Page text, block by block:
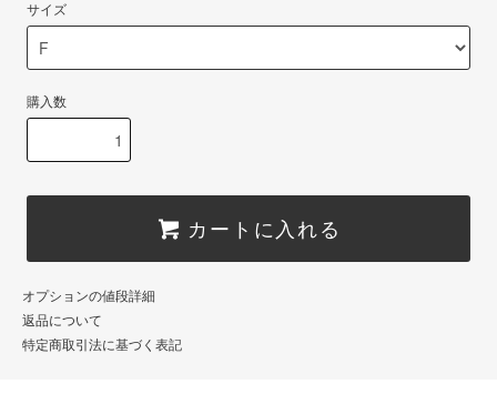
サイズ
購入数
カートに入れる
オプションの値段詳細
返品について
特定商取引法に基づく表記